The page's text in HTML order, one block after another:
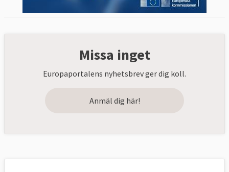
Missa inget
Europaportalens nyhetsbrev ger dig koll.
Anmäl dig här!